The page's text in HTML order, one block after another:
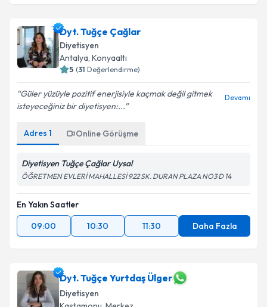
Dyt. Tuğçe Çağlar
Diyetisyen
Antalya, Konyaaltı
5 (31 Değerlendirme)
Güler yüzüyle pozitif enerjisiyle kaçmak değil gitmek
isteyeceğiniz bir diyetisyen:...
Devamı
Adres 1 Online Görüşme
Diyetisyen Tuğçe Çağlar Uysal
ÖĞRETMEN EVLERİ MAHALLESİ 922 SK. DURAN PLAZA NO3 D 14
En Yakın Saatler
09:00
10:30 11:30 Daha Fazla
Dyt. Tuğçe Yurtdaş Ülger
Diyetisyen